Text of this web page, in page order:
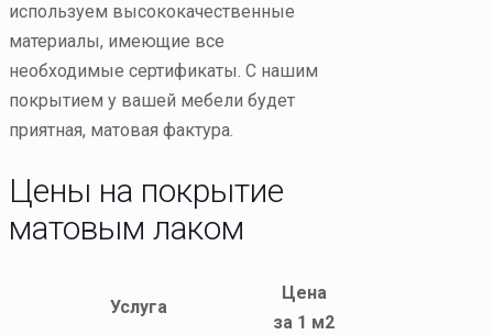
используем высококачественные
материалы, имеющие все
необходимые сертификаты. С нашим
покрытием у вашей мебели будет
приятная, матовая фактура.
Цены на покрытие
матовым лаком
Услуга
Цена
за 1 м2